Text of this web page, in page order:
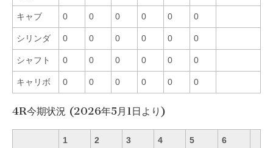
キャブ 0 0 0 0 0 0
シリンダ 0 0 0 0 0 0
シャフト 0 0 0 0 0 0
キャリボ 0 0 0 0 0 0
4R今期状況 (2026年5月1日より)
1 2 3 4 5 6